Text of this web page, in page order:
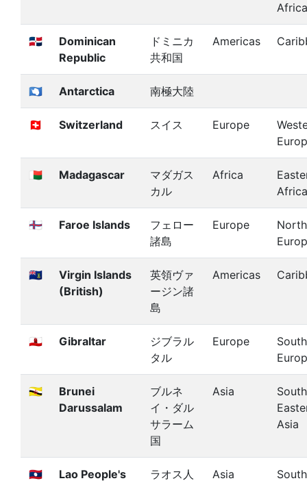
Africa
🇩🇴
Dominican
Republic
ドミニカ
共和国
Americas
🇦🇶 Antarctica 南極大陸
🇨🇭 Switzerland スイス Europe
🇲🇬 Madagascar
マダガス
カル
Africa
Africa
🇫🇴 Faroe Islands
フェロー
諸島
Europe
🇻🇬
Virgin Islands
(British)
英領ヴァ
ージン諸
島
Americas
🇬🇮 Gibraltar
ジブラル
タル
Europe
🇧🇳
Brunei
Darussalam
ブルネ
イ・ダル
サラーム
国
Asia
Asia
🇱🇦
Lao People's
ラオス人
Asia